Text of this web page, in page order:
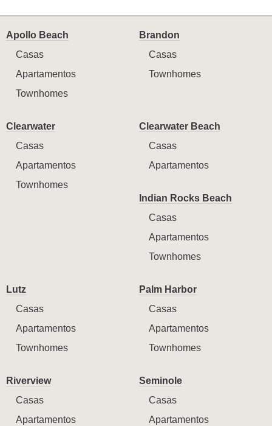
Apollo Beach
Casas
Apartamentos
Townhomes
Brandon
Casas
Townhomes
Clearwater
Casas
Apartamentos
Townhomes
Clearwater Beach
Casas
Apartamentos
Indian Rocks Beach
Casas
Apartamentos
Townhomes
Lutz
Casas
Apartamentos
Townhomes
Palm Harbor
Casas
Apartamentos
Townhomes
Riverview
Casas
Apartamentos
Seminole
Casas
Apartamentos